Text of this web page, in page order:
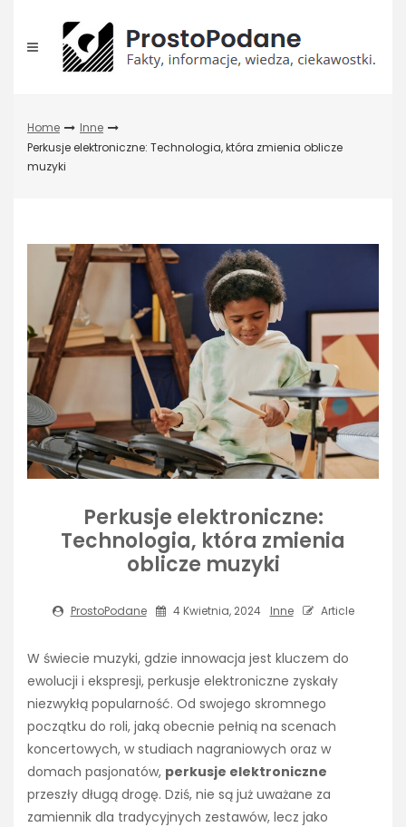
content
Home
Inne
Perkusje elektroniczne: Technologia, która zmienia oblicze
muzyki
Perkusje elektroniczne:
Technologia, która zmienia
oblicze muzyki
ProstoPodane 4 Kwietnia, 2024 Inne Article
W świecie muzyki, gdzie innowacja jest kluczem do
ewolucji i ekspresji, perkusje elektroniczne zyskały
niezwykłą popularność. Od swojego skromnego
początku do roli, jaką obecnie pełnią na scenach
koncertowych, w studiach nagraniowych oraz w
domach pasjonatów, perkusje elektroniczne
przeszły długą drogę. Dziś, nie są już uważane za
zamiennik dla tradycyjnych zestawów, lecz jako